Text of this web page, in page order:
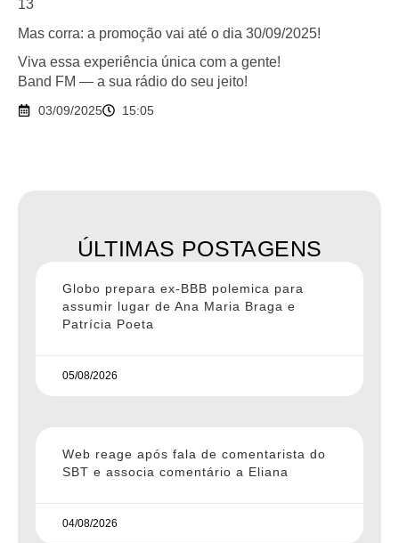
13
Mas corra: a promoção vai até o dia 30/09/2025!
Viva essa experiência única com a gente!
Band FM — a sua rádio do seu jeito!
03/09/2025 15:05
ÚLTIMAS POSTAGENS
Globo prepara ex-BBB polemica para
assumir lugar de Ana Maria Braga e
Patrícia Poeta
05/08/2026
Web reage após fala de comentarista do
SBT e associa comentário a Eliana
04/08/2026